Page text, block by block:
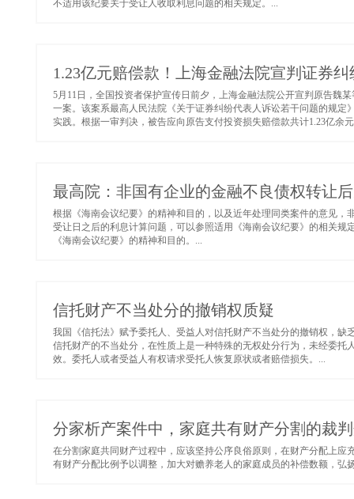
不适用该纪要关于受让人收取利息问题的相关规定。...
1.23亿元赔偿款！上海金融法院宣判证券
5月11日，全国投资者保护宣传日前夕，上海金融法院公开宣判原告魏
一案。该案系最高人民法院《关于证券纠纷代表人诉讼若干问题的规
实践。根据一审判决，被告应向原告支付投资损失赔偿款共计1.23亿余
最高院：非国有企业的金融不良债权转让
根据《海南会议纪要》的精神和目的，以及近年处理同类案件的意见
受让日之后的利息计算问题，可以参照适用《海南会议纪要》的相关
《海南会议纪要》的精神和目的。...
信托财产不当处分的撤销权质疑
我国《信托法》赋予委托人、受益人对信托财产不当处分的撤销权，
信托财产的不当处分，在性质上是一种特殊的无权处分行为，未经委
效。委托人或者受益人有权请求受托人恢复原状或者赔偿损失。...
分家析产案件中，家庭共有财产分割的裁
在分割家庭共同财产过程中，应该坚持公序良俗原则，在财产分配上
有财产分配比例予以调整，加大对赡养老人的家庭成员的补偿数额，弘